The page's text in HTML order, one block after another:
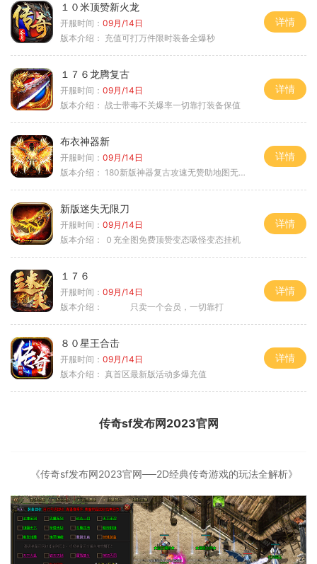
１０米顶赞新火龙
开服时间： 09月/14日
版本介绍： 充值可打万件限时装备全爆秒
详情
１７６龙腾复古
开服时间： 09月/14日
版本介绍： 战士带毒不关爆率一切靠打装备保值
详情
布衣神器新
开服时间： 09月/14日
版本介绍： 180新版神器复古攻速无赞助地图无排行
详情
新版迷失无限刀
开服时间： 09月/14日
版本介绍：
０充全图免费顶赞变态吸怪变态挂机
详情
１７６
开服时间： 09月/14日
版本介绍：
只卖一个会员，一切靠打
详情
８０星王合击
开服时间： 09月/14日
版本介绍： 真首区最新版活动多爆充值
详情
传奇sf发布网2023官网
《传奇sf发布网2023官网──2D经典传奇游戏的玩法全解析》